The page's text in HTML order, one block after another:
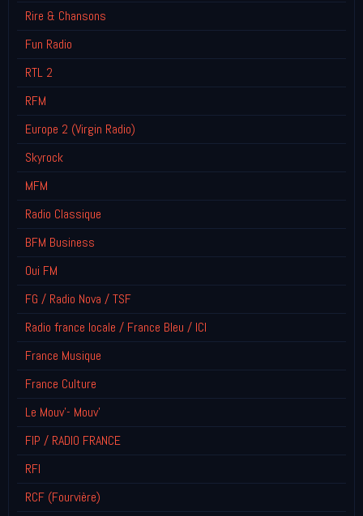
Rire & Chansons
Fun Radio
RTL 2
RFM
Europe 2 (Virgin Radio)
Skyrock
MFM
Radio Classique
BFM Business
Oui FM
FG / Radio Nova / TSF
Radio france locale / France Bleu / ICI
France Musique
France Culture
Le Mouv'- Mouv'
FIP / RADIO FRANCE
RFI
RCF (Fourvière)